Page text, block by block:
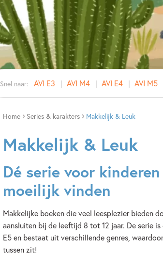
Snel naar: AVI E3 AVI M4 AVI E4 AVI M5
Home Series & karakters Makkelijk & Leuk
Makkelijk & Leuk
Dé serie voor
moeilijk vinden
Makkelijke boeken die veel leesplezier bieden
aansluiten bij de leeftijd 8 tot 12 jaar. De serie
E5 en bestaat uit verschillende genres,
tussen zit!